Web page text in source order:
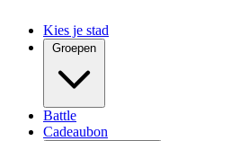
Kies je stad
Groepen
Battle
Cadeaubon